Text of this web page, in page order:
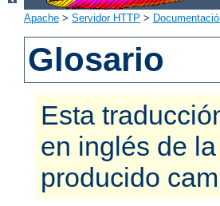
Apache > Servidor HTTP >
Glosario
Esta
en inglés de
producido